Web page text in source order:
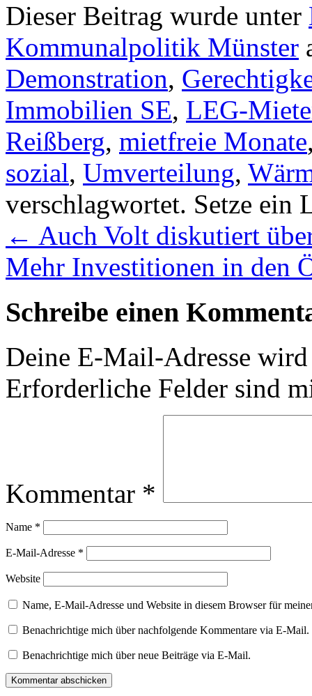
Dieser Beitrag wurde unter
Kommunalpolitik Münster
Demonstration,
Immobilien SE, LEG-
Reißberg, mietfreie Monate
sozial, Umverteilung,
verschlagwortet. Setze ein
← Auch Volt diskutiert
Mehr Investitionen in den
Schreibe einen
Deine E-Mail-Adresse
Erforderliche Felder sind
Kommentar *
Name *
E-Mail-Adresse *
Website
Name, E-Mail-Adresse und Website in diesem Browser für
Benachrichtige mich über nachfolgende Kommentare via E-Mail.
Benachrichtige mich über neue Beiträge via E-Mail.